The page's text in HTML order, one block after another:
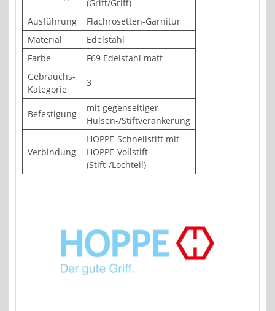
(Griff/Griff)
Ausführung
Flachrosetten-Garnitur
Material
Edelstahl
Farbe
F69 Edelstahl matt
Gebrauchs-
Kategorie
3
Befestigung
mit gegenseitiger
Hülsen-/Stiftverankerung
Verbindung
HOPPE-Schnellstift mit
HOPPE-Vollstift
(Stift-/Lochteil)